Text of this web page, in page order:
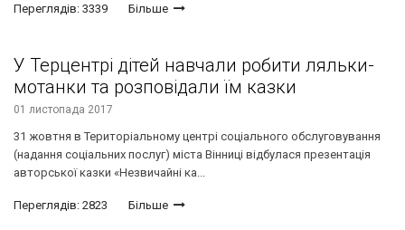
Переглядів: 3339 Більше
У Терцентрі дітей навчали робити ляльки-
мотанки та розповідали їм казки
01 листопада 2017
31 жовтня в Територіальному центрі соціального обслуговування
(надання соціальних послуг) міста Вінниці відбулася презентація
авторської казки «Незвичайні ка...
Переглядів: 2823 Більше